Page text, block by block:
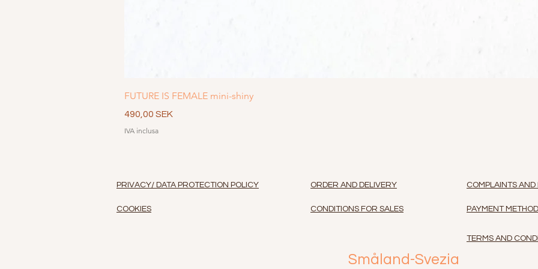
FUTURE IS FEMALE mini-shiny
Prezzo
490,00 SEK
IVA inclusa
COMPLAINTS
ORDER AND DELIVERY
PRIVACY/ DATA PROTECTION POLICY
CONDITIONS FOR SALES PAYMENT
COOKIES
TERMS AND
Småland-Svezia